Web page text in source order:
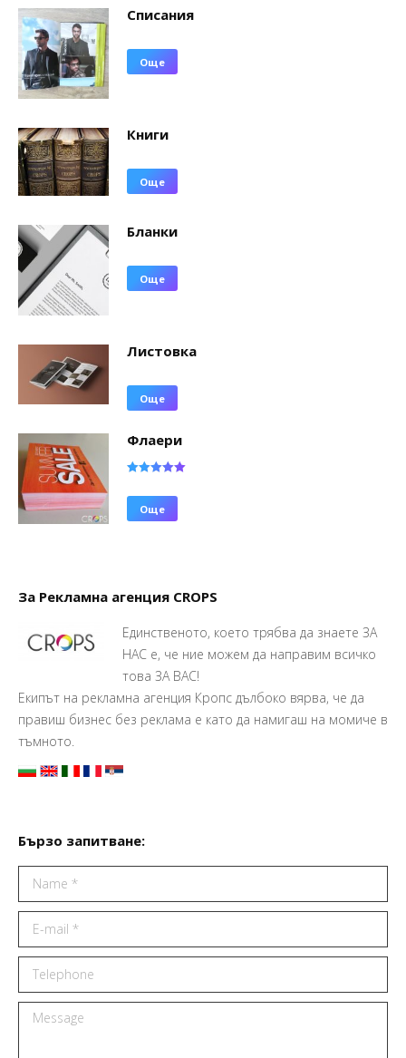
Списания
Още
Книги
Още
Бланки
Още
Листовка
Още
Флаери
5.00от 5
Още
За Рекламна агенция CROPS
Единственото, което трябва да знаете ЗА
НАС е, че ние можем да направим всичко
това ЗА ВАС!
Екипът на рекламна агенция Кропс дълбоко вярва, че да
правиш бизнес без реклама е като да намигаш на момиче в
тъмното.
Бързо запитване:
Name *
E-mail *
Telephone
Message